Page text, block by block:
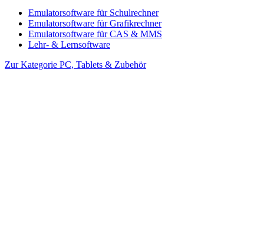
Emulatorsoftware für Schulrechner
Emulatorsoftware für Grafikrechner
Emulatorsoftware für CAS & MMS
Lehr- & Lernsoftware
Zur Kategorie PC, Tablets & Zubehör